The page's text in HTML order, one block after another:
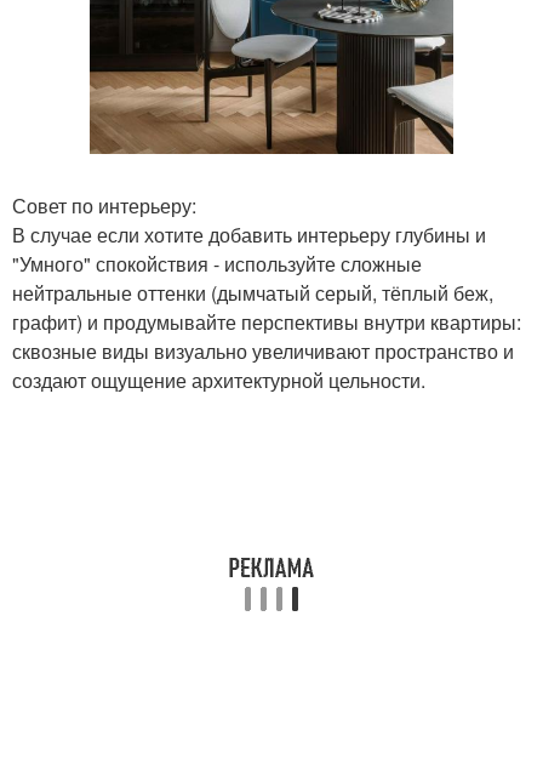
Совет по интерьеру:
В случае если хотите добавить интерьеру глубины и
"Умного" спокойствия - используйте сложные
нейтральные оттенки (дымчатый серый, тёплый беж,
графит) и продумывайте перспективы внутри квартиры:
сквозные виды визуально увеличивают пространство и
создают ощущение архитектурной цельности.